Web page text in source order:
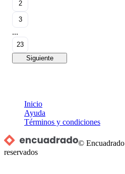
2
3
...
23
Siguiente
Inicio
Ayuda
Términos y condiciones
© Encuadrado
reservados